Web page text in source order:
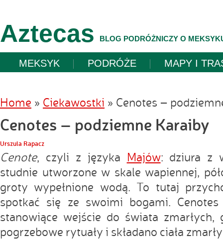
Aztecas BLOG PODRÓŻNICZY O
MEKSYK PODRÓŻE MAPY I
Home » Ciekawostki » Cenotes –
Cenotes – podziemne Karaiby
Urszula Rapacz
Cenote, czyli z języka Majów: dziura z
studnie utworzone w skale wapiennej,
groty wypełnione wodą. To tutaj
spotkać się ze swoimi bogami.
stanowiące wejście do świata zmarłych,
pogrzebowe rytuały i składano ciała